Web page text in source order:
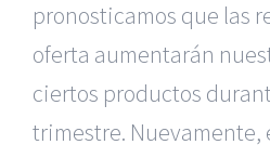
pronosticamos que las
oferta aumentarán
ciertos productos
trimestre. Nuevamente,